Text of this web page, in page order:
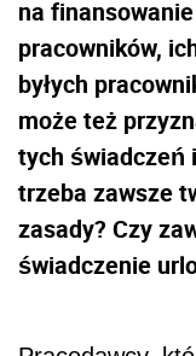
na
pracowników,
byłych
może też
tych świadczeń
trzeba zawsze
zasady? Czy
świadczenie